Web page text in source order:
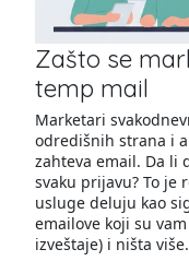
Zašto se
temp mail
Marketari
odredišnih strana i
zahteva email. Da li
svaku prijavu? To je
usluge deluju kao
emailove koji su
izveštaje) i ništa više.